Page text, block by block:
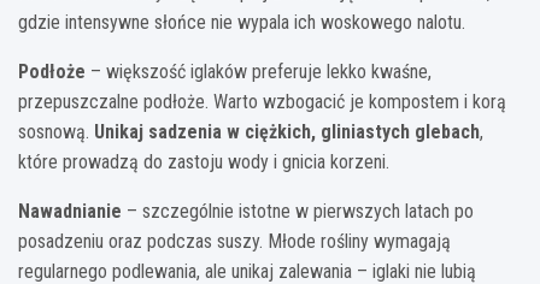
gdzie intensywne słońce nie wypala ich woskowego nalotu.
Podłoże – większość iglaków preferuje lekko kwaśne,
przepuszczalne podłoże. Warto wzbogacić je kompostem i korą
sosnową. Unikaj sadzenia w ciężkich, gliniastych glebach,
które prowadzą do zastoju wody i gnicia korzeni.
Nawadnianie – szczególnie istotne w pierwszych latach po
posadzeniu oraz podczas suszy. Młode rośliny wymagają
regularnego podlewania, ale unikaj zalewania – iglaki nie lubią